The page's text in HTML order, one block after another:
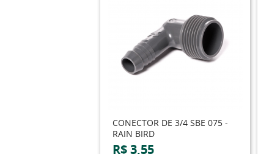
CONECTOR DE 3/4 SBE 075 -
RAIN BIRD
R$ 3,55